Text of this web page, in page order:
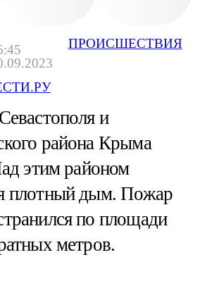
ПРОИСШЕСТВИЯ
и
района Крыма
этим районом
плотный дым. Пожар
по площади
метров.